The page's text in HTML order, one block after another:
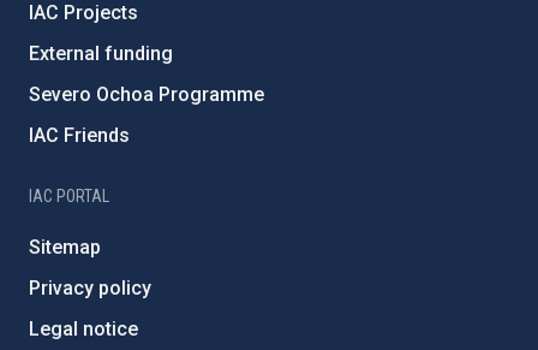
IAC Projects
External funding
Severo Ochoa Programme
IAC Friends
IAC PORTAL
Sitemap
Privacy policy
Legal notice